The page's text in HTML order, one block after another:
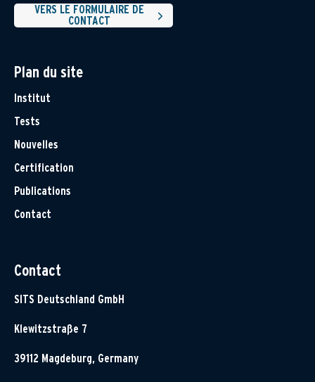
VERS LE FORMULAIRE DE
CONTACT
Plan du site
Institut
Tests
Nouvelles
Certification
Publications
Contact
Contact
SITS Deutschland GmbH
Klewitzstraße 7
39112 Magdeburg, Germany